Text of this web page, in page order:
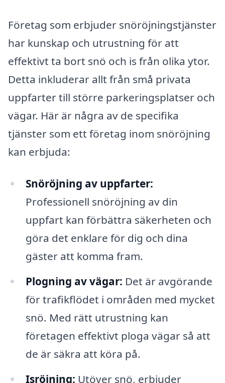
Företag som erbjuder snöröjningstjänster
har kunskap och utrustning för att
effektivt ta bort snö och is från olika ytor.
Detta inkluderar allt från små privata
uppfarter till större parkeringsplatser och
vägar. Här är några av de specifika
tjänster som ett företag inom snöröjning
kan erbjuda:
Snöröjning av uppfarter:
Professionell snöröjning av din
uppfart kan förbättra säkerheten och
göra det enklare för dig och dina
gäster att komma fram.
Plogning av vägar: Det är avgörande
för trafikflödet i områden med mycket
snö. Med rätt utrustning kan
företagen effektivt ploga vägar så att
de är säkra att köra på.
Isröjning: Utöver snö, erbjuder